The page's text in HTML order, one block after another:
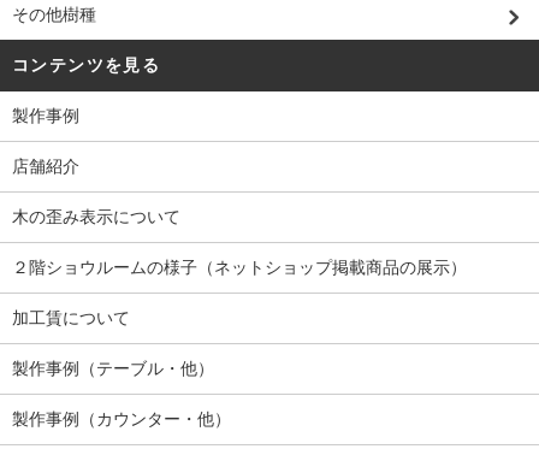
その他樹種
コンテンツを見る
製作事例
店舗紹介
木の歪み表示について
２階ショウルームの様子（ネットショップ掲載商品の展示）
加工賃について
製作事例（テーブル・他）
製作事例（カウンター・他）